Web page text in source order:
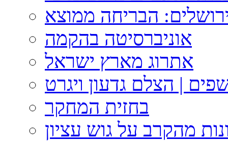
הבריחה ממוצא
אוניברסיטה בהקמה
אתרוג מארץ ישראל
| הצלם גדעון ויגרט
בחזית המחקר
מהקרב על גוש עציון